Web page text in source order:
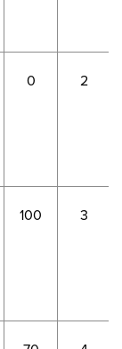
0 2
100 3